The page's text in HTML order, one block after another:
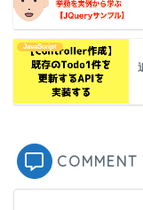
JavaScript
COMMENT